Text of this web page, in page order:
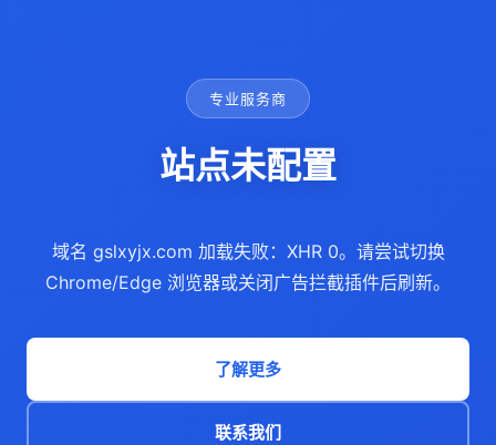
专业服务商
站点未配置
域名 gslxyjx.com 加载失败：XHR 0。请尝试切换
Chrome/Edge 浏览器或关闭广告拦截插件后刷新。
了解更多
联系我们